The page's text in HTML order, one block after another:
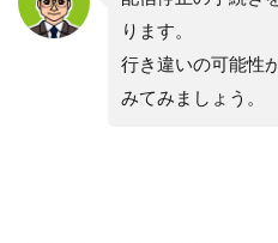
ります。
行き違いの可能性
みてみましょう。